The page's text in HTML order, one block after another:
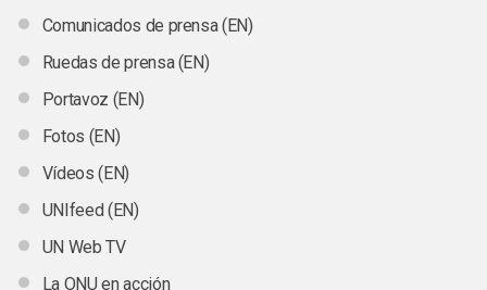
Comunicados de prensa (EN)
Ruedas de prensa (EN)
Portavoz (EN)
Fotos (EN)
Vídeos (EN)
UNIfeed (EN)
UN Web TV
La ONU en acción